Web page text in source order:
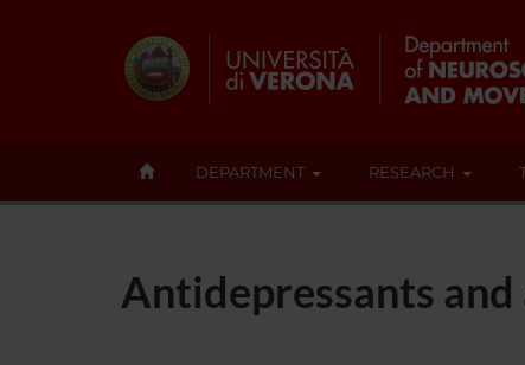
DEPARTMENT RESEARCH
Antidepressants